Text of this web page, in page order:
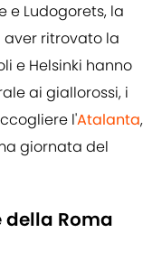
e Ludogorets, la
aver ritrovato la
e Helsinki hanno
ai giallorossi, i
l'Atalanta,
giornata del
Roma